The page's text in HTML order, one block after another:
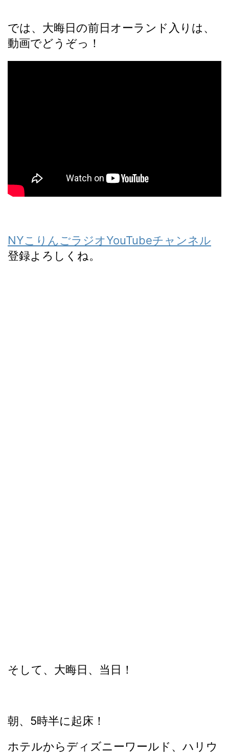
では、大晦日の前日オーランド入りは、
動画でどうぞっ！
NYこりんごラジオYouTubeチャンネル
登録よろしくね。
そして、大晦日、当日！
朝、5時半に起床！
ホテルからディズニーワールド、ハリウ